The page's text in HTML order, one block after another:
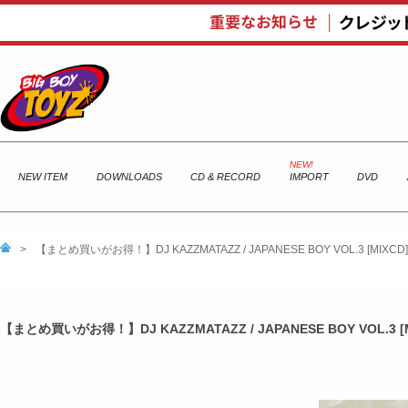
NEW ITEM DOWNLOADS CD & RECORD IMPORT DVD
> 【まとめ買いがお得！】DJ KAZZMATAZZ / JAPANESE BOY VOL.3
【まとめ買いがお得！】DJ KAZZMATAZZ / JAPANESE BOY VOL.3